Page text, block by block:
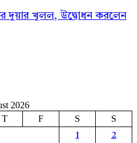
দুয়ার খুলল, উদ্বোধন করলেন
2026
T F S S
1
2